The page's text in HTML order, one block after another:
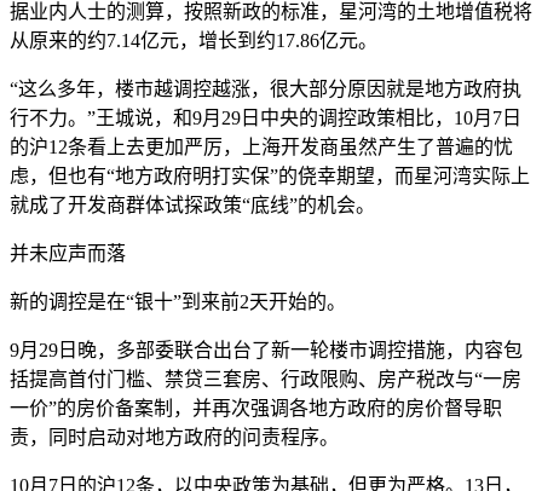
据业内人士的测算，按照新政的标准，星河湾的土地增值税将
从原来的约7.14亿元，增长到约17.86亿元。
“这么多年，楼市越调控越涨，很大部分原因就是地方政府执
行不力。”王城说，和9月29日中央的调控政策相比，10月7日
的沪12条看上去更加严厉，上海开发商虽然产生了普遍的忧
虑，但也有“地方政府明打实保”的侥幸期望，而星河湾实际上
就成了开发商群体试探政策“底线”的机会。
并未应声而落
新的调控是在“银十”到来前2天开始的。
9月29日晚，多部委联合出台了新一轮楼市调控措施，内容包
括提高首付门槛、禁贷三套房、行政限购、房产税改与“一房
一价”的房价备案制，并再次强调各地方政府的房价督导职
责，同时启动对地方政府的问责程序。
10月7日的沪12条，以中央政策为基础，但更为严格。13日，